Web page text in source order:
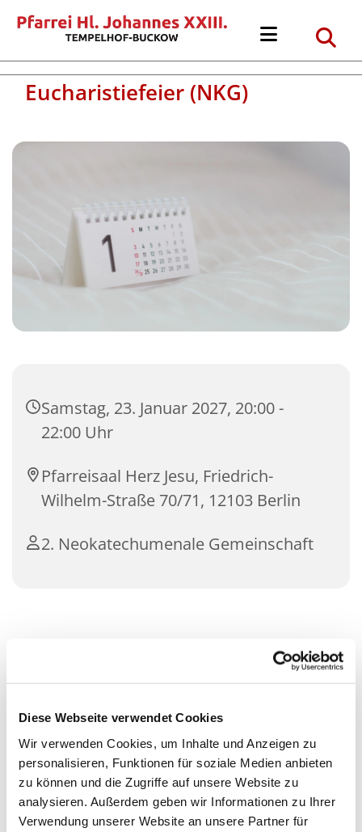
Diese Webseite verwendet Cookies
Wir verwenden Cookies, um Inhalte und Anzeigen zu
personalisieren, Funktionen für soziale Medien anbieten
zu können und die Zugriffe auf unsere Website zu
analysieren. Außerdem geben wir Informationen zu Ihrer
Verwendung unserer Website an unsere Partner für
Eucharistiefeier (NKG)
Samstag, 23. Januar 2027, 20:00 -
22:00 Uhr
Pfarreisaal Herz Jesu, Friedrich-
Wilhelm-Straße 70/71, 12103 Berlin
2. Neokatechumenale Gemeinschaft